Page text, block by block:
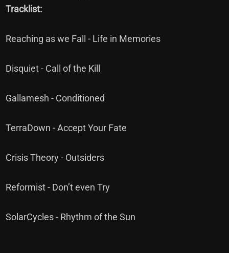
Tracklist:
Reaching as we Fall - Life in Memories
Disquiet - Call of the Kill
Gallamesh - Conditioned
TerraDown - Accept Your Fate
Crisis Theory - Outsiders
Reformist - Don’t even Try
SolarCycles - Rhythm of the Sun